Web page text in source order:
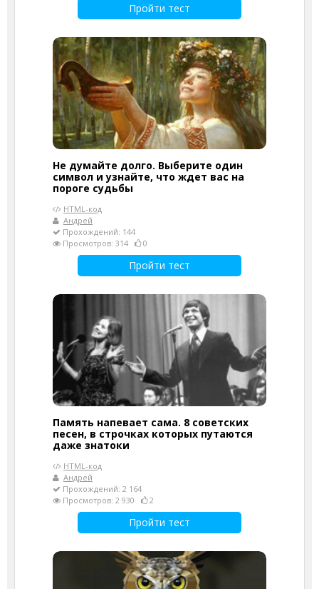
Пройти тест
Не думайте долго. Выберите один
символ и узнайте, что ждет вас на
пороге судьбы
HTML-код
Андрей
Прохождений: 144
Просмотров: 314
0
Пройти тест
Память напевает сама. 8 советских
песен, в строчках которых путаются
даже знатоки
HTML-код
Андрей
Прохождений: 2 164
Просмотров: 2 930
2
Пройти тест